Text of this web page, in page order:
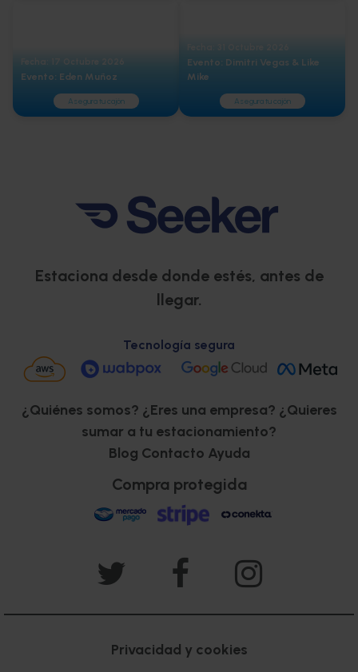
Evento: Eden Muñoz
Asegura tu cajón
Evento: Dimitri Vegas & Like
Mike
Asegura tu cajón
Estaciona desde donde estés, antes de
llegar.
Tecnología segura
¿Quiénes somos? ¿Eres una empresa? ¿Quieres
sumar a tu estacionamiento?
Blog Contacto Ayuda
Compra protegida
Privacidad y cookies